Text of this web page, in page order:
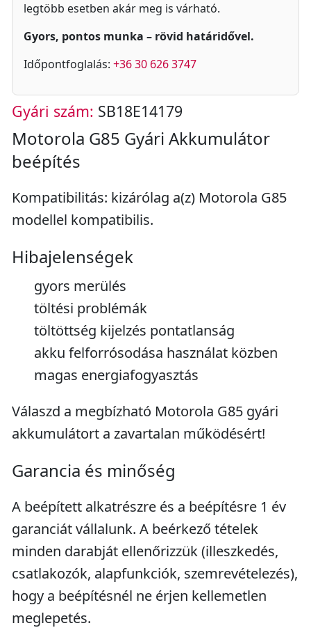
legtöbb esetben akár meg is várható.
Gyors, pontos munka – rövid határidővel.
Időpontfoglalás: +36 30 626 3747
Gyári szám: SB18E14179
Motorola G85 Gyári Akkumulátor
beépítés
Kompatibilitás: kizárólag a(z) Motorola G85
modellel kompatibilis.
Hibajelenségek
gyors merülés
töltési problémák
töltöttség kijelzés pontatlanság
akku felforrósodása használat közben
magas energiafogyasztás
Válaszd a megbízható Motorola G85 gyári
akkumulátort a zavartalan működésért!
Garancia és minőség
A beépített alkatrészre és a beépítésre 1 év
garanciát vállalunk. A beérkező tételek
minden darabját ellenőrizzük (illeszkedés,
csatlakozók, alapfunkciók, szemrevételezés),
hogy a beépítésnél ne érjen kellemetlen
meglepetés.